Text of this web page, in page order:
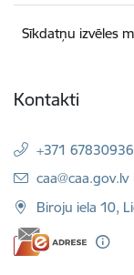
Sīkdatņu izvēles
Kontakti
+371 67830936
E-pasts:
caa@caa.gov.lv
Biroju iela 10,